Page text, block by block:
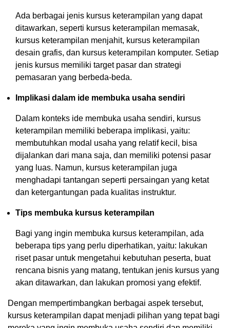
Ada berbagai jenis kursus keterampilan yang dapat
ditawarkan, seperti kursus keterampilan memasak,
kursus keterampilan menjahit, kursus keterampilan
desain grafis, dan kursus keterampilan komputer. Setiap
jenis kursus memiliki target pasar dan strategi
pemasaran yang berbeda-beda.
Implikasi dalam ide membuka usaha sendiri
Dalam konteks ide membuka usaha sendiri, kursus
keterampilan memiliki beberapa implikasi, yaitu:
membutuhkan modal usaha yang relatif kecil, bisa
dijalankan dari mana saja, dan memiliki potensi pasar
yang luas. Namun, kursus keterampilan juga
menghadapi tantangan seperti persaingan yang ketat
dan ketergantungan pada kualitas instruktur.
Tips membuka kursus keterampilan
Bagi yang ingin membuka kursus keterampilan, ada
beberapa tips yang perlu diperhatikan, yaitu: lakukan
riset pasar untuk mengetahui kebutuhan peserta, buat
rencana bisnis yang matang, tentukan jenis kursus yang
akan ditawarkan, dan lakukan promosi yang efektif.
Dengan mempertimbangkan berbagai aspek tersebut,
kursus keterampilan dapat menjadi pilihan yang tepat bagi